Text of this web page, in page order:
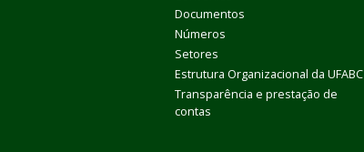
Documentos
Números
Setores
Estrutura Organizacional da UFABC
Transparência e prestação de
contas